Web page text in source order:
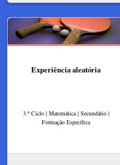
Experiência aleatória
3.º Ciclo | Matemática | Secundário |
Formação Específica